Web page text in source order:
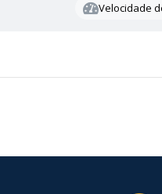
Velocidade